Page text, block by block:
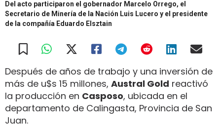
Del acto participaron el gobernador Marcelo Orrego, el
Secretario de Minería de la Nación Luis Lucero y el presidente
de la compañía Eduardo Elsztain
Después de años de trabajo y una inversión de
más de u$s 15 millones, Austral Gold reactivó
la producción en Casposo, ubicada en el
departamento de Calingasta, Provincia de San
Juan.